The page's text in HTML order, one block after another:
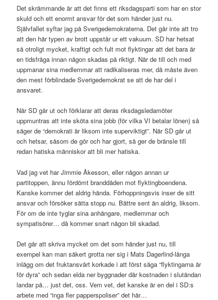
Det skrämmande är att det finns ett riksdagsparti som har en stor
skuld och ett enormt ansvar för det som händer just nu.
Självfallet syftar jag på Sverigedemokraterna. Det går inte att tro
att den här typen av brott uppstår ur ett vakuum. SD har hetsat
så otroligt mycket, kraftigt och fult mot flyktingar att det bara är
en tidsfråga innan någon skadas på riktigt. När de till och med
uppmanar sina medlemmar att radikaliseras mer, då måste även
den mest förblindade Sverigedemokrat se att de har del i
ansvaret.
När SD går ut och förklarar att deras riksdagsledamöter
uppmuntras att inte sköta sina jobb (för vilka VI betalar lönen) så
säger de “demokrati är liksom inte superviktigt”. När SD går ut
och hetsar, såsom de gör och har gjort, så ger de bränsle till
redan hatiska människor att bli mer hatiska.
Vad jag vet har Jimmie Åkesson, eller någon annan ur
partitoppen, ännu fördömt branddåden mot flyktingboendena.
Kanske kommer det aldrig hända. Förhoppningsvis inser de sitt
ansvar och försöker sätta stopp nu. Bättre sent än aldrig, liksom.
För om de inte tyglar sina anhängare, medlemmar och
sympatisörer… då kommer snart någon bli skadad.
Det går att skriva mycket om det som händer just nu, till
exempel kan man säkert grotta ner sig i Mats Dagerlind-långa
inlägg om det fruktansvärt korkade i att först säga “flyktingarna är
för dyra” och sedan elda ner byggnader där kostnaden i slutändan
landar på… just det, oss. Vem vet, det kanske är en del i SD:s
arbete med “inga fler papperspoliser” det här…